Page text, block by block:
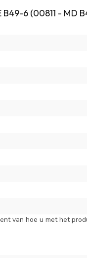
B49-6 (00811 - MD
van hoe u met het